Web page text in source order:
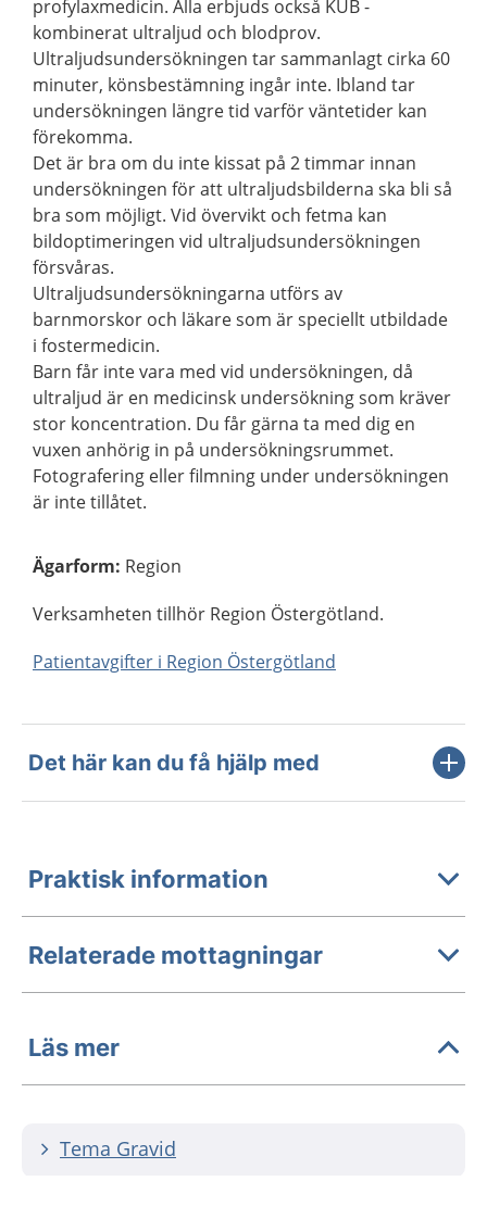
profylaxmedicin. Alla erbjuds också KUB -
kombinerat ultraljud och blodprov.
Ultraljudsundersökningen tar sammanlagt cirka 60
minuter, könsbestämning ingår inte. Ibland tar
undersökningen längre tid varför väntetider kan
förekomma.
Det är bra om du inte kissat på 2 timmar innan
undersökningen för att ultraljudsbilderna ska bli så
bra som möjligt. Vid övervikt och fetma kan
bildoptimeringen vid ultraljudsundersökningen
försvåras.
Ultraljudsundersökningarna utförs av
barnmorskor och läkare som är speciellt utbildade
i fostermedicin.
Barn får inte vara med vid undersökningen, då
ultraljud är en medicinsk undersökning som kräver
stor koncentration. Du får gärna ta med dig en
vuxen anhörig in på undersökningsrummet.
Fotografering eller filmning under undersökningen
är inte tillåtet.
Ägarform: Region
Verksamheten tillhör Region Östergötland.
Patientavgifter i Region Östergötland
Det här kan du få hjälp med
Praktisk information
Relaterade mottagningar
Läs mer
Tema Gravid